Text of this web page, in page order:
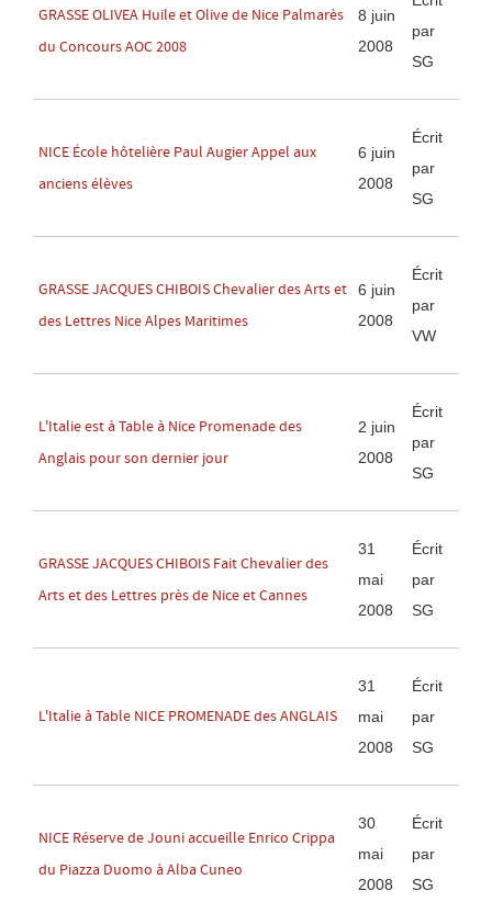
GRASSE OLIVEA Huile et Olive de Nice Palmarès
du Concours AOC 2008
8 juin
2008
par
SG
NICE École hôtelière Paul Augier Appel aux
anciens élèves
6 juin
2008
Écrit
par
SG
GRASSE JACQUES CHIBOIS Chevalier des Arts et
des Lettres Nice Alpes Maritimes
6 juin
2008
Écrit
par
VW
L'Italie est à Table à Nice Promenade des
Anglais pour son dernier jour
2 juin
2008
Écrit
par
SG
GRASSE JACQUES CHIBOIS Fait Chevalier des
Arts et des Lettres près de Nice et Cannes
31
mai
2008
Écrit
par
SG
L'Italie à Table NICE PROMENADE des ANGLAIS
31
mai
2008
Écrit
par
SG
NICE Réserve de Jouni accueille Enrico Crippa
du Piazza Duomo à Alba Cuneo
30
mai
2008
Écrit
par
SG